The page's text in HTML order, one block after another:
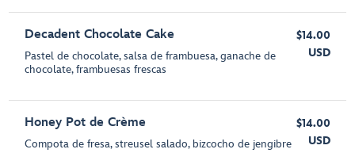
Decadent Chocolate Cake
Pastel de chocolate, salsa de frambuesa, ganache de
chocolate, frambuesas frescas
$14.00
USD
Honey Pot de Crème
Compota de fresa, streusel salado, bizcocho de jengibre
$14.00
USD